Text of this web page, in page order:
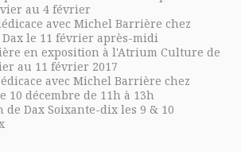
au 4 février
avec Michel Barrière chez
Dax le 11 février après-midi
en exposition à l'Atrium Culture de
au 11 février 2017
avec Michel Barrière chez
10 décembre de 11h à 13h
de Dax Soixante-dix les 9 & 10